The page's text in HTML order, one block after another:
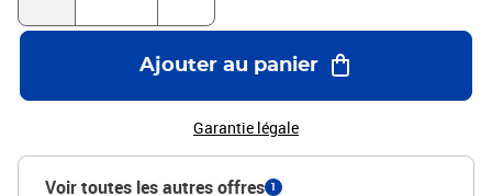
T 25, edding T 100 et edding T 1000, rechargeable dans les
couleurs jaune, orange, marron, violet, rose et bleu clair avec
edding T 25 Ce marqueur permanent est rempli d'une encre à faible
odeur d'une magnifique couleur intense qui tient sur quasiment
n'importe quel support Le capuchon peut se fixer à l'extrémité du
Germany éprouvée depuis des décennies
Ajouter au panier
Garantie légale
Voir toutes les autres offres 1